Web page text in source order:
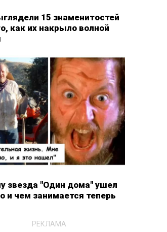
15 знаменитостей
как их накрыло волной
звезда "Один дома" ушел
и чем занимается теперь
РЕКЛАМА